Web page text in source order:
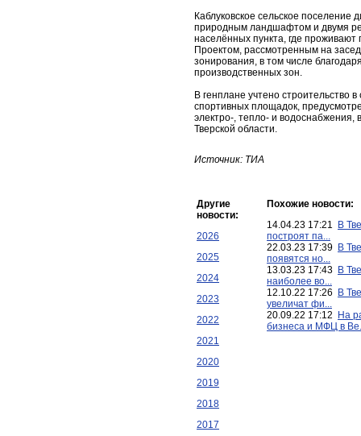
Каблуковское сельское
природным ландшафтом и двумя
населённых пункта, где проживают
Проектом, рассмотренным на
зонирования, в том числе
производственных зон.
В генплане учтено строительство
спортивных площадок,
электро-, тепло- и водоснабжения,
Тверской области.
Источник: ТИА
Другие
новости:
2026
2025
2024
2023
2022
2021
2020
2019
2018
2017
Похожие новости:
14.04.23 17:21
В
построят па...
22.03.23 17:39 В
появятся но...
13.03.23 17:43 В
наиболее во...
12.10.22 17:26
В
увеличат фи...
20.09.22 17:12
На
бизнеса и МФЦ в